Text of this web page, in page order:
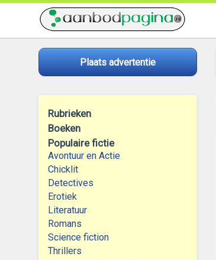
Plaats advertentie
Rubrieken
Boeken
Populaire fictie
Avontuur en Actie
Chicklit
Detectives
Erotiek
Literatuur
Romans
Science fiction
Thrillers